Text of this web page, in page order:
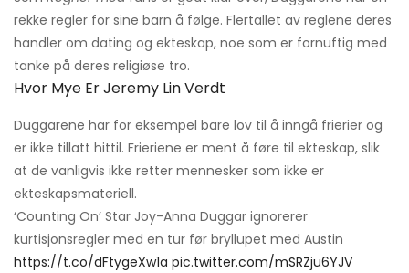
rekke regler for sine barn å følge. Flertallet av reglene deres
handler om dating og ekteskap, noe som er fornuftig med
tanke på deres religiøse tro.
Hvor Mye Er Jeremy Lin Verdt
Duggarene har for eksempel bare lov til å inngå frierier og
er ikke tillatt hittil. Frieriene er ment å føre til ekteskap, slik
at de vanligvis ikke retter mennesker som ikke er
ekteskapsmateriell.
‘Counting On’ Star Joy-Anna Duggar ignorerer
kurtisjonsregler med en tur før bryllupet med Austin
https://t.co/dFtygeXw1a pic.twitter.com/mSRZju6YJV